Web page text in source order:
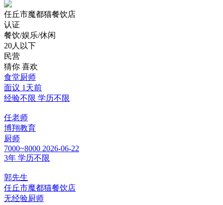
任丘市魔都猫餐饮店
认证
餐饮/娱乐/休闲
20人以下
民营
猜你 喜欢
食堂厨师
面议 1天前
经验不限 学历不限
任老师
博翔教育
厨师
7000~8000 2026-06-22
3年 学历不限
郭先生
任丘市魔都猫餐饮店
无经验厨师